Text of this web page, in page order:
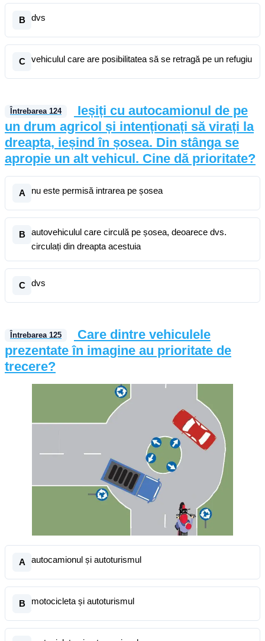
B dvs
C vehiculul care are posibilitatea să se retragă pe un refugiu
Întrebarea 124
Ieșiți cu autocamionul de pe
un drum agricol și intenționați să virați la
dreapta, ieșind în șosea. Din stânga se
apropie un alt vehicul. Cine dă prioritate?
A nu este permisă intrarea pe șosea
B
autovehiculul care circulă pe șosea, deoarece dvs.
circulați din dreapta acestuia
C dvs
Întrebarea 125
Care dintre vehiculele
prezentate în imagine au prioritate de
trecere?
A autocamionul și autoturismul
B motocicleta și autoturismul